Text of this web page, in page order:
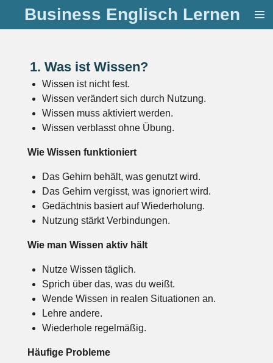
Hauptinhalt
Business Englisch Lernen
1. Was ist Wissen?
Wissen ist nicht fest.
Wissen verändert sich durch Nutzung.
Wissen muss aktiviert werden.
Wissen verblasst ohne Übung.
Wie Wissen funktioniert
Das Gehirn behält, was genutzt wird.
Das Gehirn vergisst, was ignoriert wird.
Gedächtnis basiert auf Wiederholung.
Nutzung stärkt Verbindungen.
Wie man Wissen aktiv hält
Nutze Wissen täglich.
Sprich über das, was du weißt.
Wende Wissen in realen Situationen an.
Lehre andere.
Wiederhole regelmäßig.
Häufige Probleme